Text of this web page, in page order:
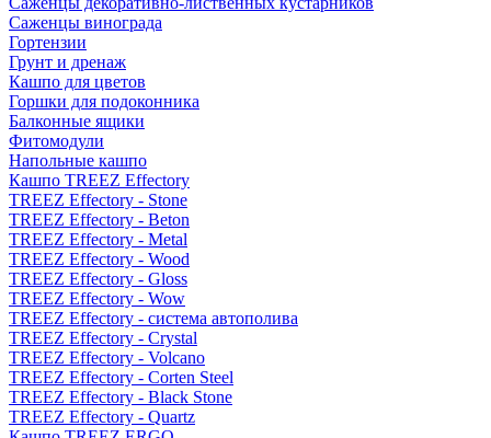
Саженцы винограда
Гортензии
Грунт и дренаж
Кашпо для цветов
Горшки для подоконника
Балконные ящики
Фитомодули
Напольные кашпо
Кашпо TREEZ Effectory
TREEZ Effectory - Stone
TREEZ Effectory - Beton
TREEZ Effectory - Metal
TREEZ Effectory - Wood
TREEZ Effectory - Gloss
TREEZ Effectory - Wow
TREEZ Effectory - система автополива
TREEZ Effectory - Crystal
TREEZ Effectory - Volcano
TREEZ Effectory - Corten Steel
TREEZ Effectory - Black Stone
TREEZ Effectory - Quartz